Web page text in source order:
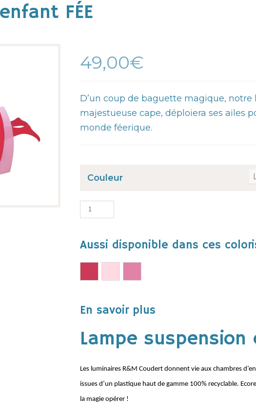
FÉE
49,00€
D’un coup de baguette magique,
majestueuse cape, déploiera ses ailes
monde féerique.
Couleur
Aussi disponible dans ces
En savoir plus
Lampe suspension
Les luminaires R&M Coudert donnent vie aux chambres
issues d’un plastique haut de gamme 100% recyclable.
la magie opérer !